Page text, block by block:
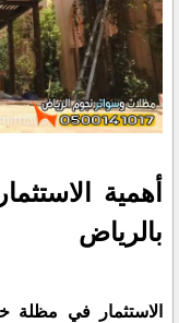
أهمية
بالرياض
الاستثمار في مظلة